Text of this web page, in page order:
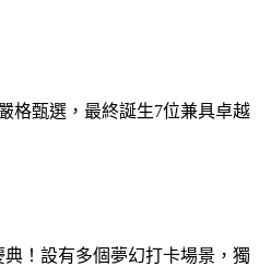
格甄選，最終誕生7位兼具卓越
！設有多個夢幻打卡場景，獨